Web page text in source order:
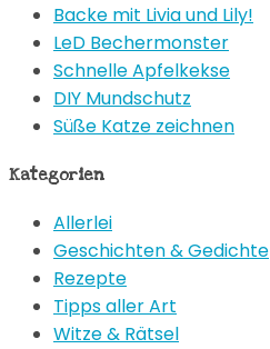
Backe mit Livia und Lily!
LeD Bechermonster
Schnelle Apfelkekse
DIY Mundschutz
Süße Katze zeichnen
Kategorien
Allerlei
Geschichten & Gedichte
Rezepte
Tipps aller Art
Witze & Rätsel